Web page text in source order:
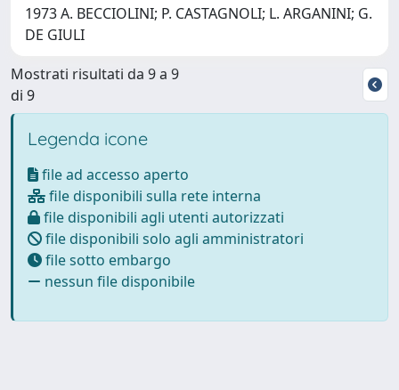
1973 A. BECCIOLINI; P. CASTAGNOLI; L. ARGANINI; G.
DE GIULI
Mostrati risultati da 9 a 9
di 9
Legenda icone
file ad accesso aperto
file disponibili sulla rete interna
file disponibili agli utenti autorizzati
file disponibili solo agli amministratori
file sotto embargo
nessun file disponibile